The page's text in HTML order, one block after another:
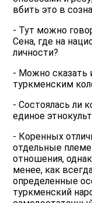
вбить это в
- Тут можно
Сена, где на
личности?
- Можно сказать
туркменским
- Состоялась ли
единое
- Коренных
отдельные
отношения,
менее, как
определенные
туркменский